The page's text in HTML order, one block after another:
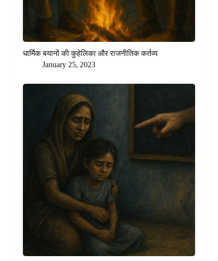
धार्मिक बयानों की कुहेलिका और राजनीतिक कर्तव्य
January 25, 2023